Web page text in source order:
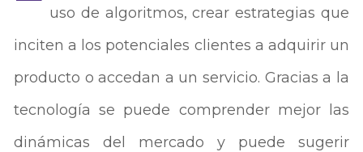
uso de algoritmos, crear estrategias que
inciten a los potenciales clientes a adquirir un
producto o accedan a un servicio. Gracias a la
tecnología se puede comprender mejor las
dinámicas del mercado y puede sugerir